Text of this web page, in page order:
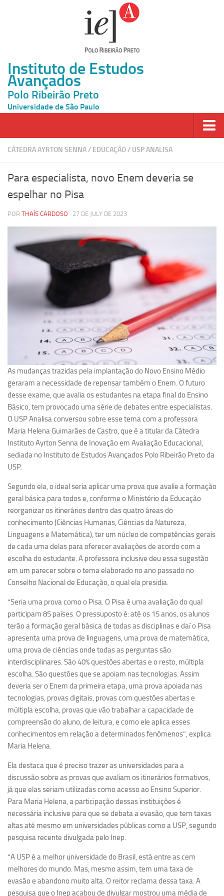
Instituto de Estudos
Avançados
Polo Ribeirão Preto
Universidade de São Paulo
Página Inicial
Inscrição
Atividades
Pesquisa
Grupos de Estudo
Carreira Docente de Impacto
Ciência, Arte, Educação e Sociedade: CienArtES
Grupo de Estudos Avançados em Tecnologia e Informação
em Saúde com foco em Populações Vulneráveis
(Confluencia)
Grupos de estudo encerrados
Criminologia Experimental e Segurança Pública
Direito e Tecnologia (Tech Law)
Grupo de Pesquisa GPUBLIC – Centro de Estudos em Gestão
e Políticas Públicas Contemporâneas
Grupos de pesquisa encerrados
Ano Sabático
Programas Ano Sabático Encerrados
Cíntia Rosa Pereira de Lima
Cristina Godoy Bernardo de Oliveira (FDRP)
Evandro Eduardo Seron Ruiz
Fabiana Cristina Severi (FDRP)
Fernando de Lima Caneppele
Geciane Silveira Porto
Maria Paula Costa Bertran
Professor Sênior
Professores Seniores Encerrados
Institucional
Equipe
Estrutura do polo
Espaço de Eventos
Projetos
Ciência Por Elas
Pint of Science
União Pró-Vacina
Publicações
Clipping
Documentos
CÁTEDRA AYRTON SENNA/ EDUCAÇÃO/ USP ANALISA
Para especialista, novo Enem deveria se
espelhar no Pisa
POR THAÍS CARDOSO · 27 DE JULY DE 2023
As mudanças trazidas pela implantação do Novo Ensino Médio
geraram a necessidade de repensar também o Enem. O futuro
desse exame, que avalia os estudantes na etapa final do Ensino
Básico, tem provocado uma série de debates entre especialistas.
O USP Analisa conversou sobre esse tema com a professora
Maria Helena Guimarães de Castro, que é a titular da Cátedra
Instituto Ayrton Senna de Inovação em Avaliação Educacional,
sediada no Instituto de Estudos Avançados Polo Ribeirão Preto da
USP.
Segundo ela, o ideal seria aplicar uma prova que avalie a formação
geral básica para todos e, conforme o Ministério da Educação
reorganizar os itinerários dentro das quatro áreas do
conhecimento (Ciências Humanas, Ciências da Natureza,
Linguagens e Matemática), ter um núcleo de competências gerais
de cada uma delas para oferecer avaliações de acordo com a
escolha do estudante. A professora inclusive deu essa sugestão
em um parecer sobre o tema elaborado no ano passado no
Conselho Nacional de Educação, o qual ela presidia.
“Seria uma prova como o Pisa. O Pisa é uma avaliação do qual
participam 85 países. O pressuposto é: até os 15 anos, os alunos
terão a formação geral básica de todas as disciplinas e daí o Pisa
apresenta uma prova de linguagens, uma prova de matemática,
uma prova de ciências onde todas as perguntas são
interdisciplinares. São 40% questões abertas e o resto, múltipla
escolha. São questões que se apoiam nas tecnologias. Assim
deveria ser o Enem da primeira etapa, uma prova apoiada nas
tecnologias, provas digitais, provas com questões abertas e
múltipla escolha, provas que vão trabalhar a capacidade de
compreensão do aluno, de leitura, e como ele aplica esses
conhecimentos em relação a determinados fenômenos”, explica
Maria Helena.
Ela destaca que é preciso trazer as universidades para a
discussão sobre as provas que avaliam os itinerários formativos,
já que elas seriam utilizadas como acesso ao Ensino Superior.
Para Maria Helena, a participação dessas instituições é
necessária inclusive para que se debata a evasão, que tem taxas
altas até mesmo em universidades públicas como a USP, segundo
pesquisa recente divulgada pelo Inep.
“A USP é a melhor universidade do Brasil, está entre as cem
melhores do mundo. Mas, mesmo assim, tem uma taxa de
evasão e abandono muito alta. O reitor reclama dessa taxa. A
pesquisa que o Inep acabou de divulgar mostrou uma média de